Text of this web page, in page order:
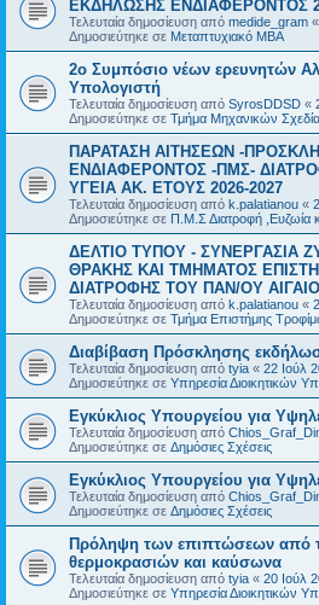
ΕΚΔΗΛΩΣΗΣ ΕΝΔΙΑΦΕΡΟΝΤΟΣ
Τελευταία δημοσίευση από medide_gram «
Δημοσιεύτηκε σε Μεταπτυχιακό MBA
2ο Συμπόσιο νέων ερευνητών
Υπολογιστή
Τελευταία δημοσίευση από SyrosDDSD «
Δημοσιεύτηκε σε Τμήμα Μηχανικών
ΠΑΡΑΤΑΣΗ ΑΙΤΗΣΕΩΝ -
ΕΝΔΙΑΦΕΡΟΝΤΟΣ -ΠΜΣ-
ΥΓΕΙΑ AK. ETOYΣ 2026-2027
Τελευταία δημοσίευση από k.palatianou «
Δημοσιεύτηκε σε Π.Μ.Σ Διατροφή ,Ευζωία
ΔΕΛΤΙΟ ΤΥΠΟΥ - ΣΥΝΕΡΓΑΣΙΑ
ΘΡΑΚΗΣ ΚΑΙ ΤΜΗΜΑΤΟΣ
ΔΙΑΤΡΟΦΗΣ ΤΟΥ ΠΑΝ/ΟΥ
Τελευταία δημοσίευση από k.palatianou «
Δημοσιεύτηκε σε Τμήμα Επιστήμης
Διαβίβαση Πρόσκλησης
Τελευταία δημοσίευση από tyia « 22 Ιούλ
Δημοσιεύτηκε σε Υπηρεσία Διοικητικών
Εγκύκλιος Υπουργείου για
Τελευταία δημοσίευση από
Δημοσιεύτηκε σε Δημόσιες Σχέσεις
Εγκύκλιος Υπουργείου για
Τελευταία δημοσίευση από
Δημοσιεύτηκε σε Δημόσιες Σχέσεις
Πρόληψη των επιπτώσεων από
θερμοκρασιών και καύσωνα
Τελευταία δημοσίευση από tyia « 20 Ιούλ
Δημοσιεύτηκε σε Υπηρεσία Διοικητικών